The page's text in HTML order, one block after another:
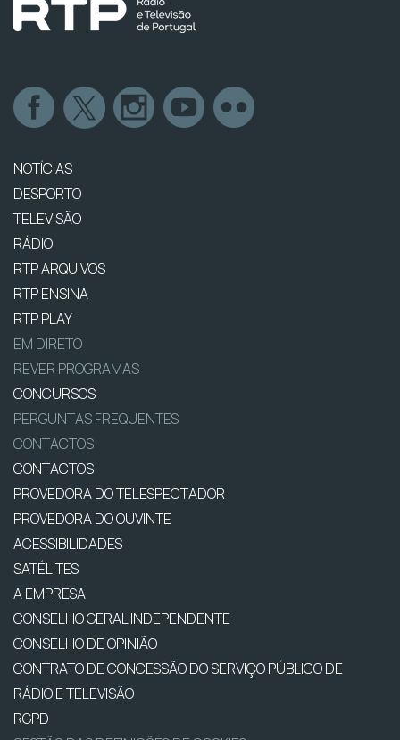
NOTÍCIAS
DESPORTO
TELEVISÃO
RÁDIO
RTP ARQUIVOS
RTP ENSINA
RTP PLAY
EM DIRETO
REVER PROGRAMAS
CONCURSOS
PERGUNTAS FREQUENTES
CONTACTOS
CONTACTOS
PROVEDORA DO TELESPECTADOR
PROVEDORA DO OUVINTE
ACESSIBILIDADES
SATÉLITES
A EMPRESA
CONSELHO GERAL INDEPENDENTE
CONSELHO DE OPINIÃO
CONTRATO DE CONCESSÃO DO SERVIÇO PÚBLICO DE
RÁDIO E TELEVISÃO
RGPD